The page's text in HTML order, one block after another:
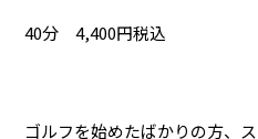
40分 4,400円税込
ゴルフを始めたばかりの方、